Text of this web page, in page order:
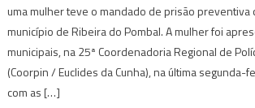
uma mulher teve o mandado de prisão preventiva
município de Ribeira do Pombal. A mulher foi
municipais, na 25ª Coordenadoria Regional de
(Coorpin / Euclides da Cunha), na última segunda-
com as […]